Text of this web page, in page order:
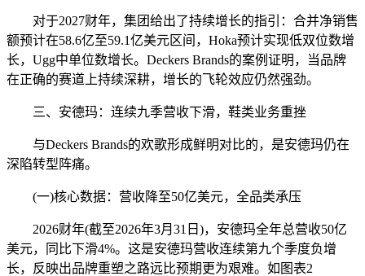
对于2027财年，集团给出了持续增长的指引：合并净销售
额预计在58.6亿至59.1亿美元区间，Hoka预计实现低双位数增
长，Ugg中单位数增长。Deckers Brands的案例证明，当品牌
在正确的赛道上持续深耕，增长的飞轮效应仍然强劲。
三、安德玛：连续九季营收下滑，鞋类业务重挫
与Deckers Brands的欢歌形成鲜明对比的，是安德玛仍在
深陷转型阵痛。
(一)核心数据：营收降至50亿美元，全品类承压
2026财年(截至2026年3月31日)，安德玛全年总营收50亿
美元，同比下滑4%。这是安德玛营收连续第九个季度负增
长，反映出品牌重塑之路远比预期更为艰难。如图表2